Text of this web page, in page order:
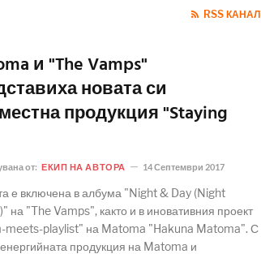
RSS КАНАЛ
и "The Vamps"
новата си
продукция "Staying
от: ЕКИП НА АВТОРА 14 Септември 2017
е включена в албума "Night & Day (Night
на "The Vamps", както и в иновативния проект
meets-playlist" на Matoma "Hakuna Matoma". С
продукция на Matoma и